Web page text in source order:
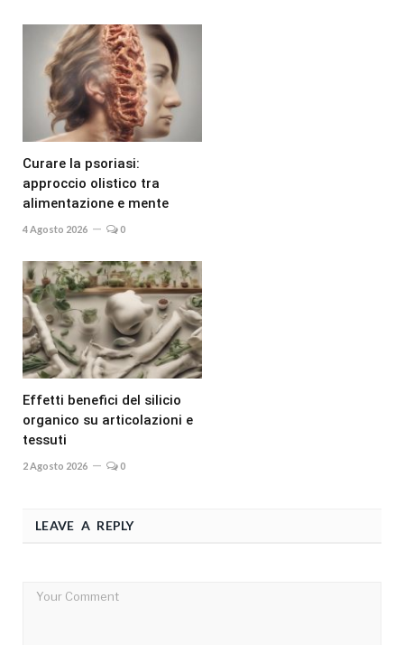
Curare la psoriasi:
approccio olistico tra
alimentazione e mente
4 Agosto 2026 0
Effetti benefici del silicio
organico su articolazioni e
tessuti
2 Agosto 2026 0
LEAVE A REPLY